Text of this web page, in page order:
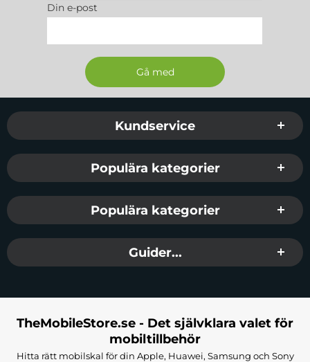
Din e-post
Sidfot Blandad info och länkar
Kundservice
Populära kategorier
Populära kategorier
Guider...
TheMobileStore.se - Det självklara valet för
mobiltillbehör
Hitta rätt mobilskal för din Apple, Huawei, Samsung och Sony